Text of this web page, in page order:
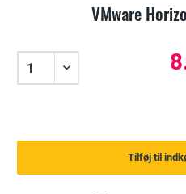
VMware
Tilføj til